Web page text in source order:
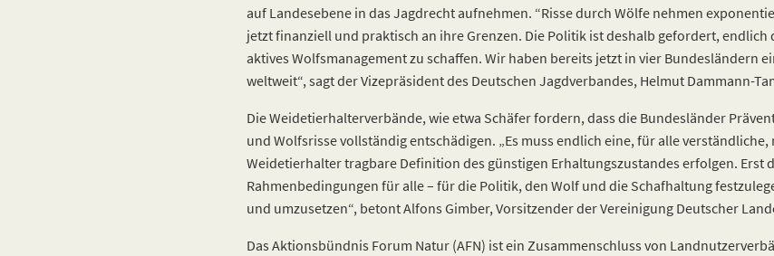
auf Landesebene in das Jagdrecht aufnehmen. “Risse durch Wölfe nehmen
jetzt finanziell und praktisch an ihre Grenzen. Die Politik ist deshalb gefordert, endlich
aktives Wolfsmanagement zu schaffen. Wir haben bereits jetzt in vier Bundesländern
weltweit“, sagt der Vizepräsident des Deutschen Jagdverbandes, Helmut Dammann-
Die Weidetierhalterverbände, wie etwa Schäfer fordern, dass die Bundesländer
und Wolfsrisse vollständig entschädigen. „Es muss endlich eine, für alle
Weidetierhalter tragbare Definition des günstigen Erhaltungszustandes erfolgen. Erst
Rahmenbedingungen für alle – für die Politik, den Wolf und die Schafhaltung
und umzusetzen“, betont Alfons Gimber, Vorsitzender der Vereinigung Deutscher
Das Aktionsbündnis Forum Natur (AFN) ist ein Zusammenschluss von